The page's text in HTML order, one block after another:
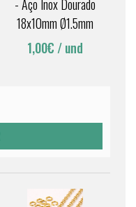
- Aço Inox Dourado
18x10mm Ø1.5mm
1,00€ / und